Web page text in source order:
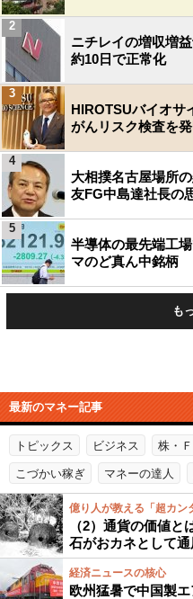
ニチレイの増収増
約10日で正常化
2
HIROTSUバイオサ
がんリスク検査を
3
大相撲名古屋場所
友FG中島達社長の
4
半導体の最先端工
マのど真ん中銘柄
5
も
最新のマネー記事
トピックス ビジネス 株・
こづかい稼ぎ マネーの達人
億り人が教える「超カン
（2）通貨の価値
石がおカネとして
経済ニュースの核心
欧州猛暑で中国製